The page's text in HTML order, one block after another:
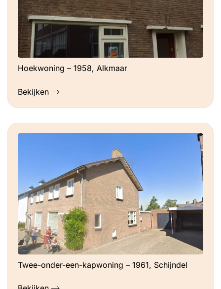
Hoekwoning – 1958, Alkmaar
Bekijken
Twee-onder-een-kapwoning – 1961, Schijndel